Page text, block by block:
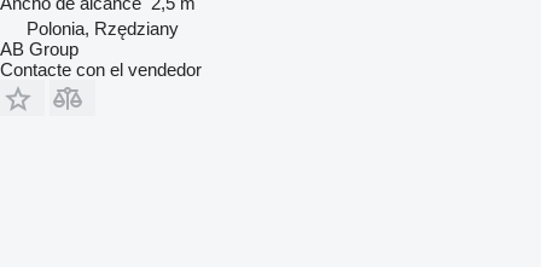
Polonia, Rzędziany
AB Group
Contacte con el vendedor